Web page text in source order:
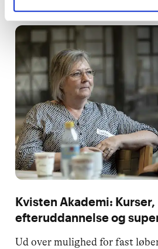
Kvisten Akademi: Kurser,
efteruddannelse og
Ud over mulighed for fast